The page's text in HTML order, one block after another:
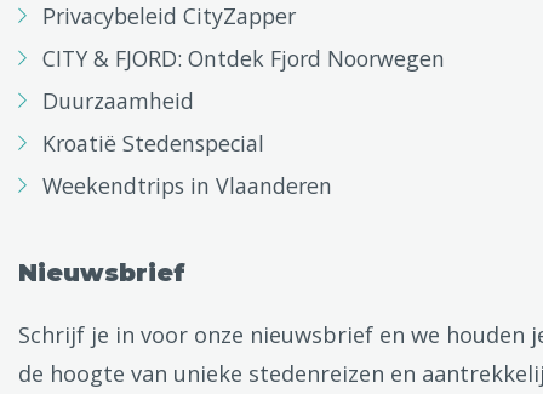
Privacybeleid CityZapper
CITY & FJORD: Ontdek Fjord Noorwegen
Duurzaamheid
Kroatië Stedenspecial
Weekendtrips in Vlaanderen
Nieuwsbrief
Schrijf je in voor onze nieuwsbrief en we houden
de hoogte van unieke stedenreizen en